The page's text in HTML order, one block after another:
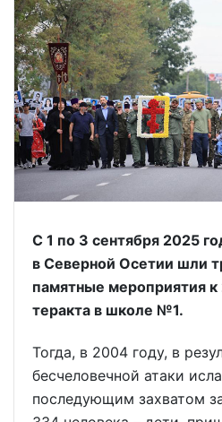
С 1 по 3 сентября 2025
в Северной Осетии шли
памятные мероприятия
теракта в школе №1.
Тогда, в 2004 году, в
бесчеловечной атаки
последующим захватом